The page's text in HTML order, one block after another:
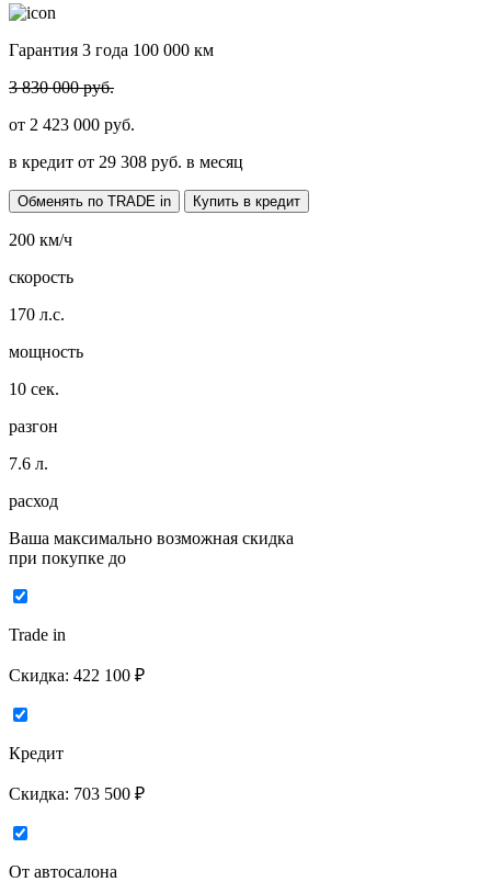
Гарантия 3 года 100 000 км
3 830 000 руб.
от 2 423 000 руб.
в кредит от 29 308 руб. в месяц
Обменять по TRADE in Купить в кредит
200 км/ч
скорость
170 л.с.
мощность
10 сек.
разгон
7.6 л.
расход
Ваша максимально возможная скидка
при покупке до
Trade in
Скидка: 422 100 ₽
Кредит
Скидка: 703 500 ₽
От автосалона